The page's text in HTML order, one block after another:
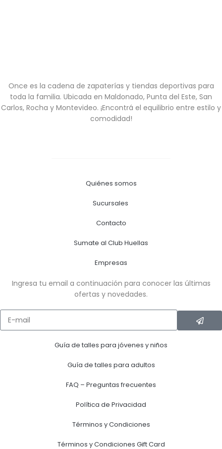
Once es la cadena de zapaterías y tiendas deportivas para
toda la familia. Ubicada en Maldonado, Punta del Este, San
Carlos, Rocha y Montevideo. ¡Encontrá el equilibrio entre estilo y
comodidad!
Quiénes somos
Sucursales
Contacto
Sumate al Club Huellas
Empresas
Ingresa tu email a continuación para conocer las últimas
ofertas y novedades.
Guía de talles para jóvenes y niños
Guía de talles para adultos
FAQ – Preguntas frecuentes
Política de Privacidad
Términos y Condiciones
Términos y Condiciones Gift Card